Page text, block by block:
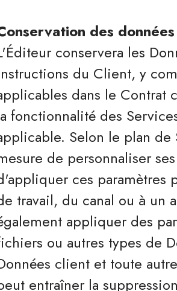
des données
conservera les
du Client, y
dans le
fonctionnalité des
Selon le plan
de personnaliser
ces paramètres
travail, du canal ou à un
appliquer des
ou autres types de
client et toute
entraîner la